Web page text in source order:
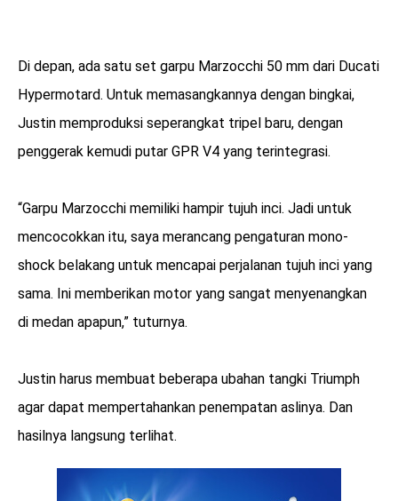
Di depan, ada satu set garpu Marzocchi 50 mm dari Ducati
Hypermotard. Untuk memasangkannya dengan bingkai,
Justin memproduksi seperangkat tripel baru, dengan
penggerak kemudi putar GPR V4 yang terintegrasi.
“Garpu Marzocchi memiliki hampir tujuh inci. Jadi untuk
mencocokkan itu, saya merancang pengaturan mono-
shock belakang untuk mencapai perjalanan tujuh inci yang
sama. Ini memberikan motor yang sangat menyenangkan
di medan apapun,” tuturnya.
Justin harus membuat beberapa ubahan tangki Triumph
agar dapat mempertahankan penempatan aslinya. Dan
hasilnya langsung terlihat.